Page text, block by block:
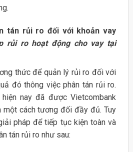
tán rủi ro đối với khoản vay
rủi ro hoạt động cho vay tại
thức để quản lý rủi ro đối với
đó thông việc phân tán rủi ro.
nay đã được Vietcombank
một cách tương đối đầy đủ. Tuy
pháp để tiếp tục kiện toàn và
tán rủi ro như sau: